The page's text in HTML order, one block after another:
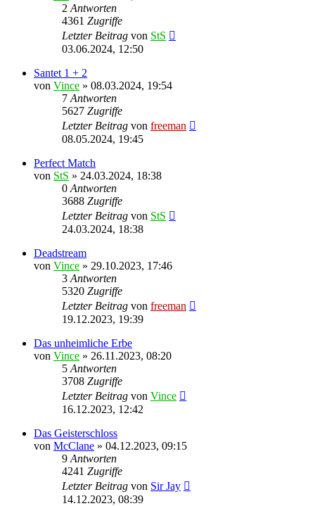
2 Antworten
4361 Zugriffe
Letzter Beitrag von StS
03.06.2024, 12:50
Santet 1 + 2
von Vince » 08.03.2024, 19:54
7 Antworten
5627 Zugriffe
Letzter Beitrag von freeman
08.05.2024, 19:45
Perfect Match
von StS » 24.03.2024, 18:38
0 Antworten
3688 Zugriffe
Letzter Beitrag von StS
24.03.2024, 18:38
Deadstream
von Vince » 29.10.2023, 17:46
3 Antworten
5320 Zugriffe
Letzter Beitrag von freeman
19.12.2023, 19:39
Das unheimliche Erbe
von Vince » 26.11.2023, 08:20
5 Antworten
3708 Zugriffe
Letzter Beitrag von Vince
16.12.2023, 12:42
Das Geisterschloss
von McClane » 04.12.2023, 09:15
9 Antworten
4241 Zugriffe
Letzter Beitrag von Sir Jay
14.12.2023, 08:39